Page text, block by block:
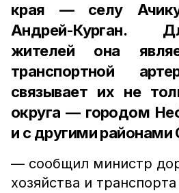
края — селу
Андрей-Курган.
жителей она
транспортной
связывает их не
округа — городом
и с другими районами
— сообщил министр
хозяйства и